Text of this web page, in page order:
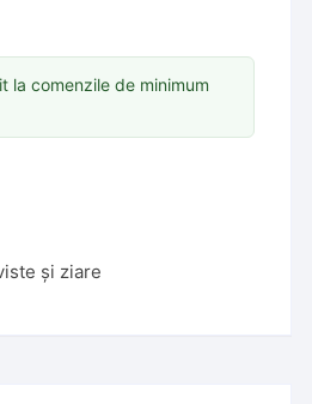
la comenzile de minimum
și ziare